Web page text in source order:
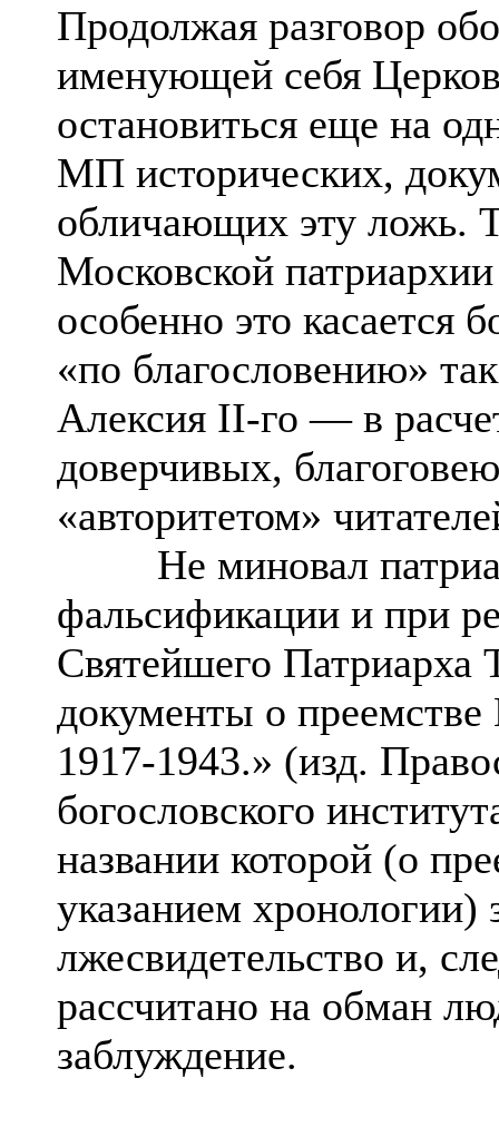
Продолжая разговор
именующей себя
остановиться еще на
МП исторических,
обличающих эту ложь.
Московской
особенно это касается
«по благословению»
Алексия II-го — в
доверчивых,
«авторитетом»
Не миновал
фальсификации и при
Святейшего Патриарха
документы о
1917-1943.» (изд.
богословского
названии которой (о
указанием хронологии)
лжесвидетельство и,
рассчитано на обман
заблуждение.